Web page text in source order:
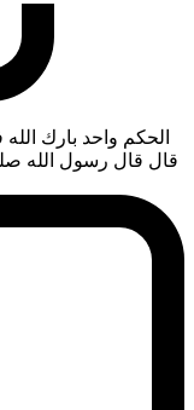
الحكم واحد بارك
قال قال رسول الله